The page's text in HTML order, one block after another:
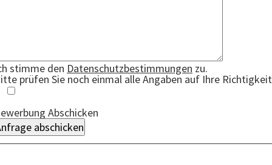
stimme den Datenschutzbestimmungen zu.
prüfen Sie noch einmal alle Angaben auf Ihre
Abschicken